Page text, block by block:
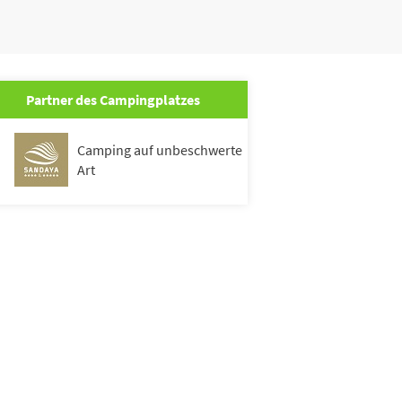
Partner des Campingplatzes
Camping auf unbeschwerte
Art